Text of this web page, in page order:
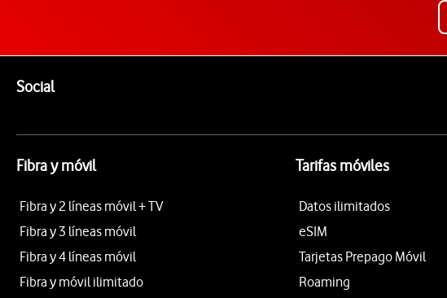
SocialEnlaces a las redes sociales de Vodafone
Fibra y móvil
Fibra y 2 líneas móvil + TV
Fibra y 3 líneas móvil
Fibra y 4 líneas móvil
Fibra y móvil ilimitado
Tarifas móviles
Datos ilimitados
eSIM
Tarjetas Prepago Móvil
Roaming